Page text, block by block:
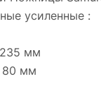
усиленные :
мм
80 мм